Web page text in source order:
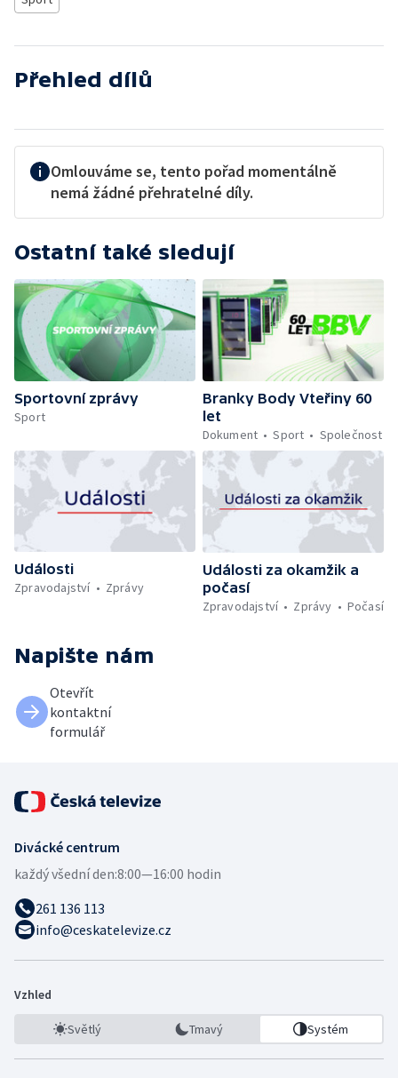
Přehled dílů
Omlouváme se, tento pořad momentálně
nemá žádné přehratelné díly.
Ostatní také sledují
Sportovní zprávy
Sport
Branky Body Vteřiny 60
let
Dokument
Sport Společnost
Události
Zpravodajství
Zprávy
Události za okamžik a
počasí
Zpravodajství
Zprávy Počasí
Napište nám
Otevřít
kontaktní
formulář
Divácké centrum
každý všední den:8:00—16:00 hodin
261 136 113
info@ceskatelevize.cz
Vzhled
Světlý Tmavý Systém